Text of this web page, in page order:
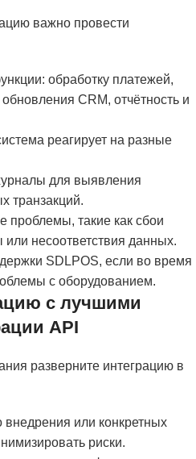
важно провести
обработку платежей,
CRM, отчётность и
реагирует на разные
для выявления
транзакций.
проблемы, такие как сбои
несоответствия данных.
SDLPOS, если во время
с оборудованием.
с лучшими
API
разверните интеграцию в
внедрения или конкретных
риски.